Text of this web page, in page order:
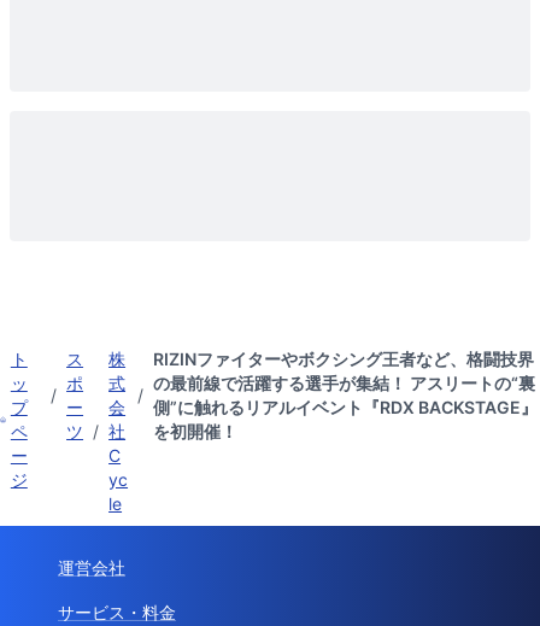
ト
ッ
プ
ペ
ー
ジ
/
ス
ポ
ー
ツ /
株
式
会
社
C
yc
le
/
RIZINファイターやボクシング王者など、格闘技界
の最前線で活躍する選手が集結！ アスリートの“裏
側”に触れるリアルイベント『RDX BACKSTAGE』
を初開催！
運営会社
サービス・料金